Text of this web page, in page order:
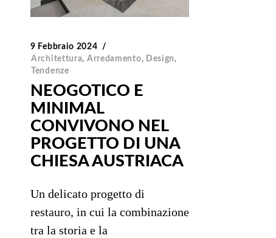
9 Febbraio 2024
Architettura, Arredamento, Design,
Tendenze
NEOGOTICO E
MINIMAL
CONVIVONO NEL
PROGETTO DI UNA
CHIESA AUSTRIACA
Un delicato progetto di
restauro, in cui la combinazione
tra la storia e la